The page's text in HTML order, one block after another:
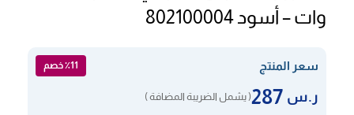
وات – أسود 802100004
سعر المنتج ٪11 خصم
ر.س ( يشمل الضريبة المضافة )